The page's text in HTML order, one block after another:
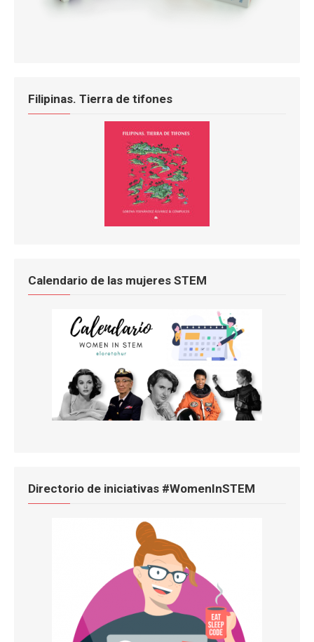
Filipinas. Tierra de tifones
Calendario de las mujeres STEM
Directorio de iniciativas #WomenInSTEM